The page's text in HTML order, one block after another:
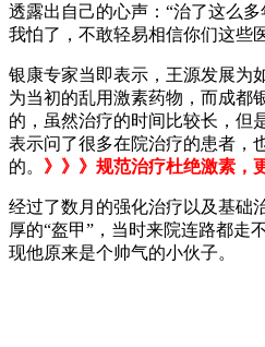
透露出自己的心声：“治了这么
我怕了，不敢轻易相信你们这些
银康专家当即表示，王源发展为
为当初的乱用激素药物，而成都
的，虽然治疗的时间比较长，但
表示问了很多在院治疗的患者，
的。 》》》规范治疗杜绝激素，
经过了数月的强化治疗以及基础
厚的“盔甲”，当时来院连路都走
现他原来是个帅气的小伙子。